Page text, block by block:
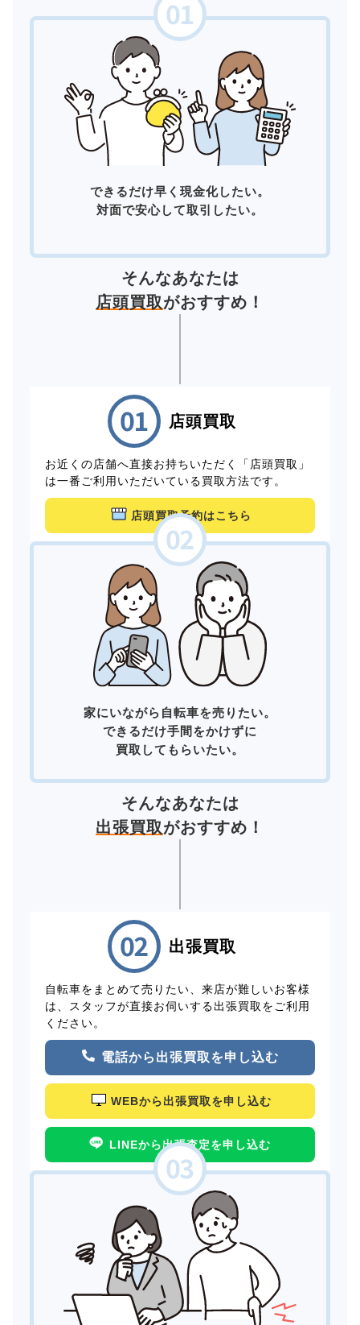
できるだけ早く現金化したい。
対面で安心して取引したい。
そんなあなたは
店頭買取がおすすめ！
店頭買取
お近くの店舗へ直接お持ちいただく「店頭買取」
は一番ご利用いただいている買取方法です。
店頭買取予約はこちら
家にいながら自転車を売りたい。
できるだけ手間をかけずに
買取してもらいたい。
そんなあなたは
出張買取がおすすめ！
出張買取
自転車をまとめて売りたい、来店が難しいお客様
は、スタッフが直接お伺いする出張買取をご利用
ください。
電話から出張買取を申し込む
WEBから出張買取を申し込む
LINEから出張査定を申し込む